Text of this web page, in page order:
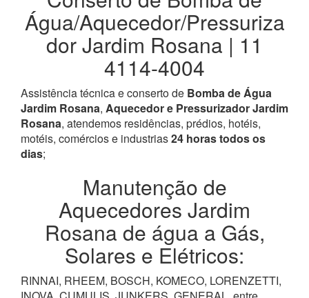
Água/Aquecedor/Pressuriza
dor Jardim Rosana | 11
4114-4004
Assistência técnica e conserto de Bomba de Água
Jardim Rosana, Aquecedor e Pressurizador Jardim
Rosana, atendemos residências, prédios, hotéis,
motéis, comércios e industrias24 horas todos os
dias;
Manutenção de
Aquecedores Jardim
Rosana de água a Gás,
Solares e Elétricos:
RINNAI, RHEEM, BOSCH, KOMECO, LORENZETTI,